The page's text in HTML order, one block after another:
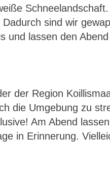
sind wir
und lassen den
der Region
die Umgebung zu
Am Abend
in Erinnerung.